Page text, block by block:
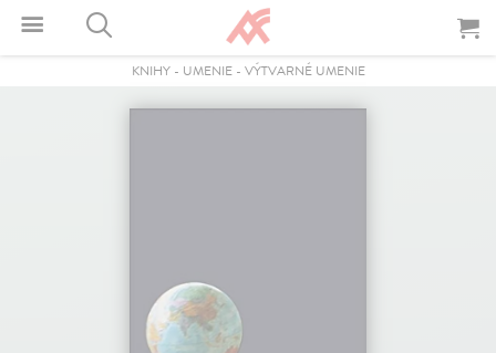
KNIHY- UMENIE- VÝTVARNÉ UMENIE